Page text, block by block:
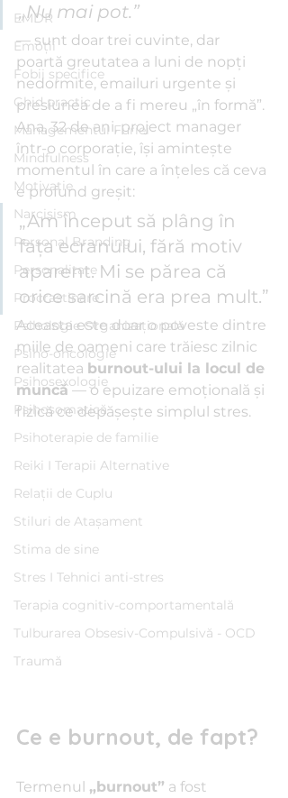
EMDR
Emoții
Fobii specifice
Ghid practic
Managementul Furiei
Mindfulness
Motivație
Narcisism
Personal Branding
Personalitate
Procrastinare
Psihologie Organizațională
Psiho-oncologie
Psihosexologie
Psihosomatică
Psihoterapie de familie
Reiki I Terapii Alternative
Relații de Cuplu
Stiluri de Atașament
Stima de sine
Stres I Tehnici anti-stres
Terapia cognitiv-comportamentală
Tulburarea Obsesiv-Compulsivă - OCD
Traumă
„Nu mai pot.”
— sunt doar trei cuvinte, dar
poartă greutatea a luni de nopți
nedormite, emailuri urgente și
presiunea de a fi mereu „în formă”.
Ana, 32 de ani, project manager
într-o corporație, își amintește
momentul în care a înțeles că ceva
e profund greșit:
„Am început să plâng în
fața ecranului, fără motiv
aparent. Mi se părea că
orice sarcină era prea mult.”
Aceasta este doar o poveste dintre
miile de oameni care trăiesc zilnic
realitatea burnout-ului la locul de
muncă — o epuizare emoțională și
fizică ce depășește simplul stres.
Ce e burnout, de fapt?
Termenul „burnout” a fost